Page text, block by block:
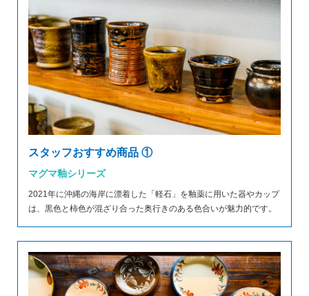
スタッフおすすめ商品 ①
マグマ釉シリーズ
2021年に沖縄の海岸に漂着した「軽石」を釉薬に用いた器やカップ
は、黒色と柿色が混ざり合った奥行きのある色合いが魅力的です。